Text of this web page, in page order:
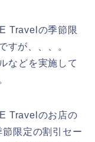
Travelの季節限
すが、、、。
などを実施して
Travelのお店の
限定の割引セー